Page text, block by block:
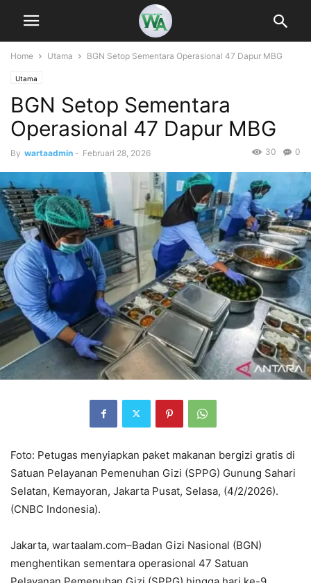
Home Utama BGN Setop Sementara Operasional 47 Dapur MBG
Utama
BGN Setop Sementara
Operasional 47 Dapur MBG
By wartaadmin - Februari 28, 2026 0
30
Foto: Petugas menyiapkan paket makanan bergizi gratis di
Satuan Pelayanan Pemenuhan Gizi (SPPG) Gunung Sahari
Selatan, Kemayoran, Jakarta Pusat, Selasa, (4/2/2026).
(CNBC Indonesia).
Jakarta, wartaalam.com–Badan Gizi Nasional (BGN)
menghentikan sementara operasional 47 Satuan